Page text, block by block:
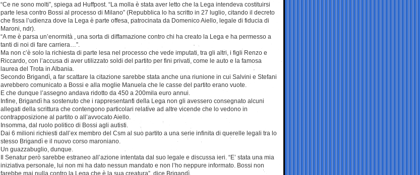
“Ce ne sono molti”, spiega ad Huffpost. “La molla è stata aver letto che la Lega intendeva costituirsi
parte lesa contro Bossi al processo di Milano” (Repubblica lo ha scritto in 27 luglio, citando il decreto
che fissa l’udienza dove la Lega è parte offesa, patrocinata da Domenico Aiello, legale di fiducia di
Maroni, ndr).
“A me è parsa un’enormità , una sorta di diffamazione contro chi ha creato la Lega e ha permesso a
tanti di noi di fare carriera…”.
Ma non c’è solo la richiesta di parte lesa nel processo che vede imputati, tra gli altri, i figli Renzo e
Riccardo, con l’accusa di aver utilizzato soldi del partito per fini privati, come le auto e la famosa
laurea del Trota in Albania.
Secondo Brigandì, a far scattare la citazione sarebbe stata anche una riunione in cui Salvini e Stefani
avrebbero comunicato a Bossi e alla moglie Manuela che le casse del partito erano vuote.
E che dunque l’assegno andava ridotto da 450 a 200mila euro annui.
Infine, Brigandì ha sostenuto che i rappresentanti della Lega non gli avessero consegnato alcuni
allegati della scrittura che contengono particolari relative ad altre vicende che lo vedono in
contrapposizione al partito o all’avvocato Aiello.
Insomma, dal ruolo politico di Bossi agli autisti.
Dai 6 milioni richiesti dall’ex membro del Csm al suo partito a una serie infinita di querelle legali tra lo
stesso Brigandì e il nuovo corso maroniano.
Un guazzabuglio, dunque.
Il Senatur però sarebbe estraneo all’azione intentata dal suo legale e discussa ieri. “E’ stata una mia
iniziativa personale, lui non mi ha dato nessun mandato e non l’ho neppure informato. Bossi non
farebbe mai nulla contro la Lega che è la sua creatura”, dice Brigandì.